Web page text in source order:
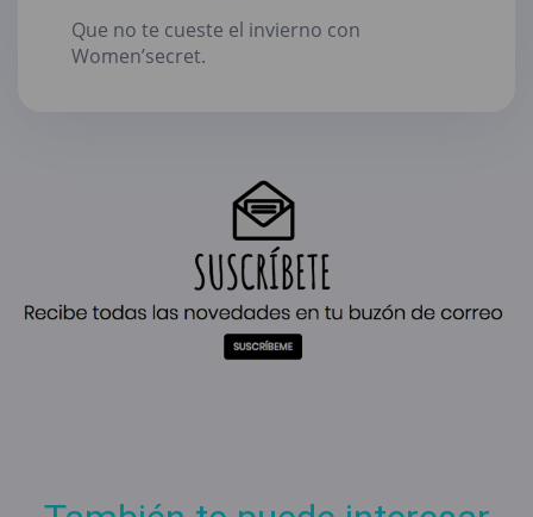
Que no te cueste el invierno con
Women’secret.